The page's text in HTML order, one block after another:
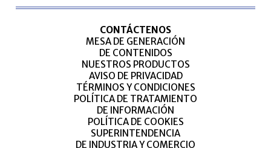
CONTÁCTENOS
MESA DE GENERACIÓN
DE CONTENIDOS
NUESTROS PRODUCTOS
AVISO DE PRIVACIDAD
TÉRMINOS Y CONDICIONES
POLÍTICA DE TRATAMIENTO
DE INFORMACIÓN
POLÍTICA DE COOKIES
SUPERINTENDENCIA
DE INDUSTRIA Y COMERCIO